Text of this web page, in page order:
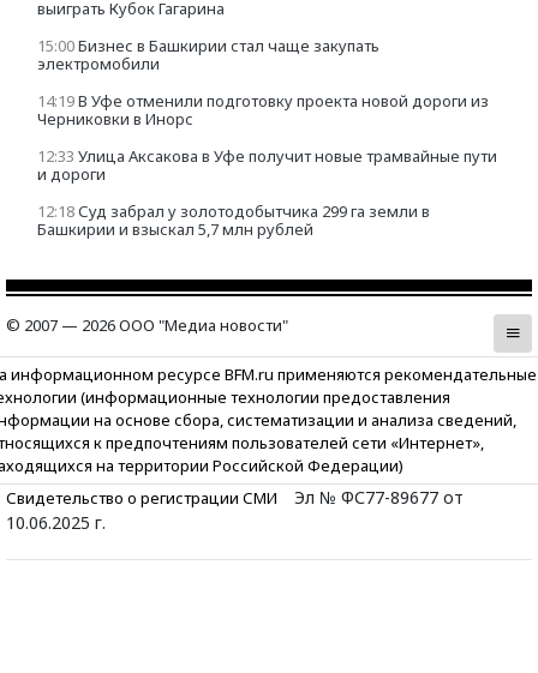
выиграть Кубок Гагарина
15:00Бизнес в Башкирии стал чаще закупать
электромобили
14:19В Уфе отменили подготовку проекта новой дороги из
Черниковки в Инорс
12:33 Улица Аксакова в Уфе получит новые трамвайные пути
и дороги
12:18Суд забрал у золотодобытчика 299 га земли в
Башкирии и взыскал 5,7 млн рублей
© 2007 — 2026 ООО "Медиа новости"
информационном ресурсе BFM.ru применяются рекомендательные
(информационные технологии предоставления
на основе сбора, систематизации и анализа сведений,
к предпочтениям пользователей сети «Интернет»,
на территории Российской Федерации)
Свидетельство о регистрации СМИ
Эл № ФС77-89677 от
10.06.2025 г.